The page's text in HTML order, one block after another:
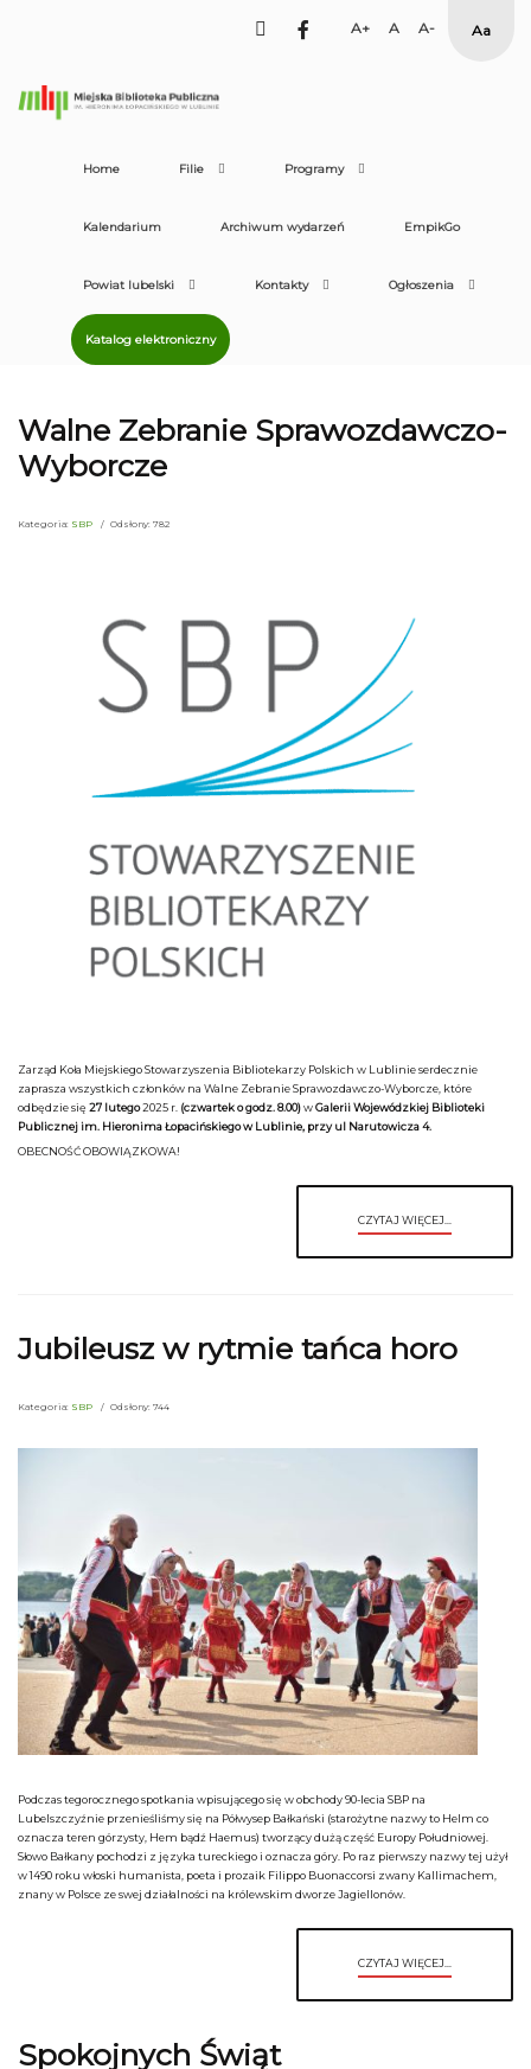
facebook
Set
LargerDefault
Set
Smaller
High
Home Filie Programy
Kalendarium Archiwum wydarzeń EmpikGo
Powiat lubelski Kontakty Ogłoszenia
Katalog elektroniczny
Walne Zebranie Sprawozdawczo-
Wyborcze
Kategoria: SBP Odsłony: 782
Zarząd Koła Miejskiego Stowarzyszenia Bibliotekarzy Polskich w Lublinie serdecznie
zaprasza wszystkich członków na Walne Zebranie Sprawozdawczo-Wyborcze, które
odbędzie się 27 lutego2025 r. (czwartek o godz. 8.00)wGalerii Wojewódzkiej Biblioteki
Publicznej im. Hieronima Łopacińskiego w Lublinie, przy ul Narutowicza 4.
OBECNOŚĆ OBOWIĄZKOWA!
CZYTAJ WIĘCEJ...
Jubileusz w rytmie tańca horo
Kategoria: SBP Odsłony: 744
Podczas tegorocznego spotkania wpisującego się w obchody 90-lecia SBP na
Lubelszczyźnie przenieśliśmy się na Półwysep Bałkański (starożytne nazwy to Helm co
oznacza teren górzysty, Hem bądź Haemus) tworzący dużą część Europy Południowej.
Słowo Bałkany pochodzi z języka tureckiego i oznacza góry. Po raz pierwszy nazwy tej użył
w 1490 roku włoski humanista, poeta i prozaik Filippo Buonaccorsi zwany Kallimachem,
znany w Polsce ze swej działalności na królewskim dworze Jagiellonów.
CZYTAJ WIĘCEJ...
Spokojnych Świąt